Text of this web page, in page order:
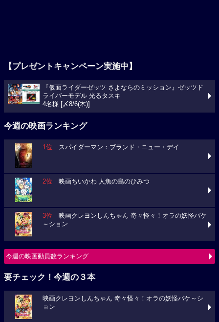
【プレゼントキャンペーン実施中】
『仮面ライダーゼッツ さよならのミッション』ゼッツド
ライバーモデル 光るタスキ
4名様 [〆8/6(木)]
今週の映画ランキング
1位 スパイダーマン：ブランド・ニュー・デイ
2位 映画ちいかわ 人魚の島のひみつ
3位 映画クレヨンしんちゃん 奇々怪々！オラの妖怪バケ
～ション
今週の映画動員数ランキング
要チェック！今週の３本
映画クレヨンしんちゃん 奇々怪々！オラの妖怪バケ～シ
ョン